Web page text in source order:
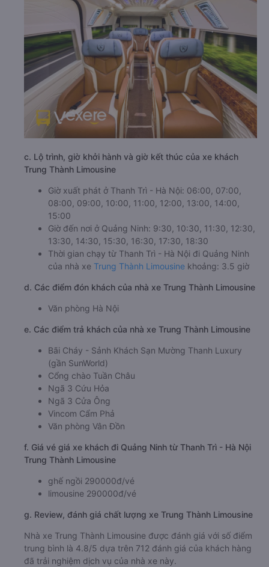
c. Lộ trình, giờ khởi hành và giờ kết thúc của xe khách
Trung Thành Limousine
Giờ xuất phát ở Thanh Trì - Hà Nội: 06:00, 07:00,
08:00, 09:00, 10:00, 11:00, 12:00, 13:00, 14:00,
15:00
Giờ đến nơi ở Quảng Ninh: 9:30, 10:30, 11:30, 12:30,
13:30, 14:30, 15:30, 16:30, 17:30, 18:30
Thời gian chạy từ Thanh Trì - Hà Nội đi Quảng Ninh
của nhà xe Trung Thành Limousine khoảng: 3.5 giờ
d. Các điểm đón khách của nhà xe Trung Thành Limousine
Văn phòng Hà Nội
e. Các điểm trả khách của nhà xe Trung Thành Limousine
Bãi Cháy - Sảnh Khách Sạn Mường Thanh Luxury
(gần SunWorld)
Cổng chào Tuần Châu
Ngã 3 Cứu Hỏa
Ngã 3 Cửa Ông
Vincom Cẩm Phả
Văn phòng Vân Đồn
f. Giá vé giá xe khách đi Quảng Ninh từ Thanh Trì - Hà Nội
Trung Thành Limousine
ghế ngồi 290000đ/vé
limousine 290000đ/vé
g. Review, đánh giá chất lượng xe Trung Thành Limousine
Nhà xe Trung Thành Limousine được đánh giá với số điểm
trung bình là 4.8/5 dựa trên 712 đánh giá của khách hàng
đã trải nghiệm dịch vụ của nhà xe này.